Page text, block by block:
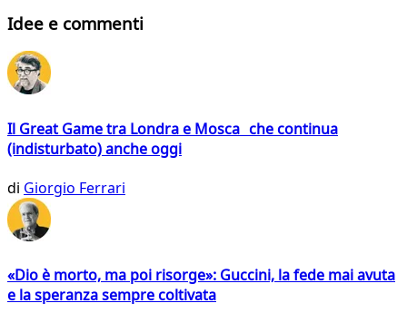
Idee e commenti
Il Great Game tra Londra e Mosca che continua
(indisturbato) anche oggi
di Giorgio Ferrari
«Dio è morto, ma poi risorge»: Guccini, la fede mai avuta
e la speranza sempre coltivata